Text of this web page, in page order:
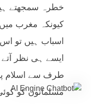
خطرہ سمجھتے
کیونکہ مغرب
اسباب ہیں تو اس
ایسے ہی نظر
طرف سے اسلام
مسلمانوں کو